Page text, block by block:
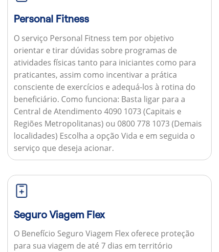
Personal Fitness
O serviço Personal Fitness tem por objetivo
orientar e tirar dúvidas sobre programas de
atividades físicas tanto para iniciantes como para
praticantes, assim como incentivar a prática
consciente de exercícios e adequá-los à rotina do
beneficiário. Como funciona: Basta ligar para a
Central de Atendimento 4090 1073 (Capitais e
Regiões Metropolitanas) ou 0800 778 1073 (Demais
localidades) Escolha a opção Vida e em seguida o
serviço que deseja acionar.
Seguro Viagem Flex
O Benefício Seguro Viagem Flex oferece proteção
para sua viagem de até 7 dias em território